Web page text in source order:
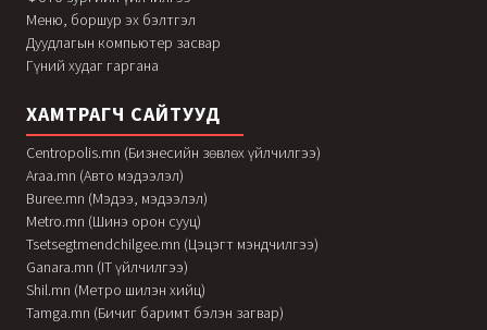
Меню, боршур эх бэлтгэл
Дуудлагын компьютер засвар
Гүний худаг гаргана
ХАМТРАГЧ САЙТУУД
Centropolis.mn (Бизнесийн зөвлөх үйлчилгээ)
Araa.mn (Авто мэдээлэл)
Buree.mn (Мэдээ, мэдээлэл)
Metro.mn (Шинэ орон сууц)
Tsetsegtmendchilgee.mn (Цэцэгт мэндчилгээ)
Ganara.mn (IT үйлчилгээ)
Shil.mn (Метро шилэн хийц)
Tamga.mn (Бичиг баримт бэлэн загвар)